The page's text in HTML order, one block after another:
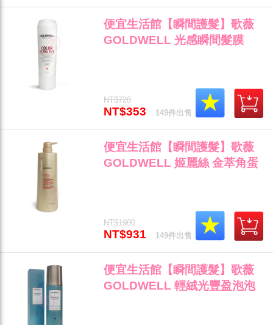
便宜生活館【瞬間護髮】歌薇
GOLDWELL 光感瞬間髮膜
NT$720
NT$353 149件出售
便宜生活館【瞬間護髮】歌薇
GOLDWELL 姬麗絲 金萃角蛋
NT$1900
NT$931 149件出售
便宜生活館【瞬間護髮】歌薇
GOLDWELL 輕絨光豐盈泡泡